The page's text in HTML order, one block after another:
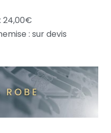
24,00€
: sur devis